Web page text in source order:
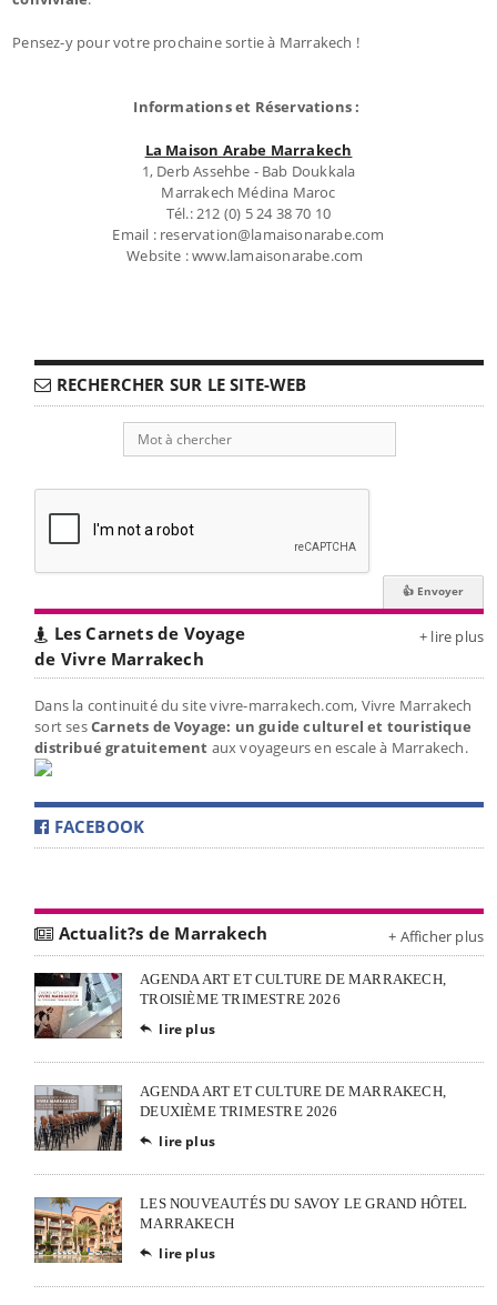
Pensez-y pour votre prochaine sortie à Marrakech !
Informations et Réservations :
La Maison Arabe Marrakech
1, Derb Assehbe - Bab Doukkala
Marrakech Médina Maroc
Tél.: 212 (0) 5 24 38 70 10
Email : reservation@lamaisonarabe.com
Website : www.lamaisonarabe.com
RECHERCHER SUR LE SITE-WEB
Les Carnets de Voyage
de Vivre Marrakech
+ lire plus
Dans la continuité du site vivre-marrakech.com, Vivre Marrakech
sort sesCarnets de Voyage: un guide culturel et touristique
distribué gratuitement aux voyageurs en escale à Marrakech.
FACEBOOK
Actualit?s de Marrakech + Afficher plus
AGENDA ART ET CULTURE DE MARRAKECH,
TROISIÈME TRIMESTRE 2026
 lire plus
AGENDA ART ET CULTURE DE MARRAKECH,
DEUXIÈME TRIMESTRE 2026
 lire plus
LES NOUVEAUTÉS DU SAVOY LE GRAND HÔTEL
MARRAKECH
 lire plus